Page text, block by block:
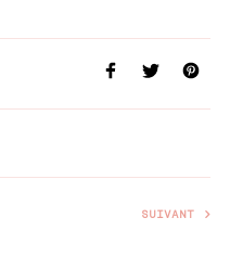
SUIVANT